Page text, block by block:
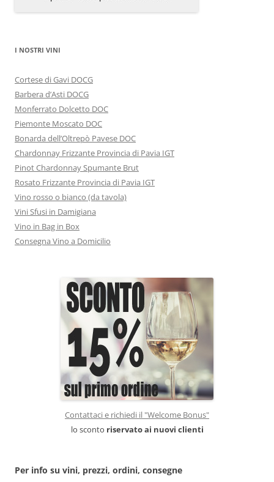
I NOSTRI VINI
Cortese di Gavi DOCG
Barbera d’Asti DOCG
Monferrato Dolcetto DOC
Piemonte Moscato DOC
Bonarda dell’Oltrepò Pavese DOC
Chardonnay Frizzante Provincia di Pavia IGT
Pinot Chardonnay Spumante Brut
Rosato Frizzante Provincia di Pavia IGT
Vino rosso o bianco (da tavola)
Vini Sfusi in Damigiana
Vino in Bag in Box
Consegna Vino a Domicilio
Contattaci e richiedi il "Welcome Bonus"
lo sconto riservato ai nuovi clienti
Per info su vini, prezzi, ordini, consegne